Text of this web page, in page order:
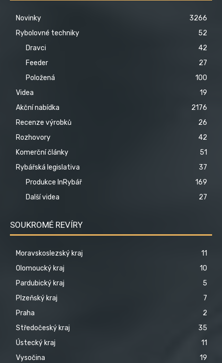
Novinky
3266
Rybolovné techniky
52
Dravci
42
Feeder
27
Položená
100
Videa
19
Akční nabídka
2176
Recenze výrobků
26
Rozhovory
42
Komerční články
51
Rybářská legislativa
37
Produkce InRybář
169
Další videa
27
SOUKROMÉ REVÍRY
Moravskoslezský kraj
11
Olomoucký kraj
10
Pardubický kraj
5
Plzeňský kraj
7
Praha
2
Středočeský kraj
35
Ústecký kraj
11
Vysočina
19